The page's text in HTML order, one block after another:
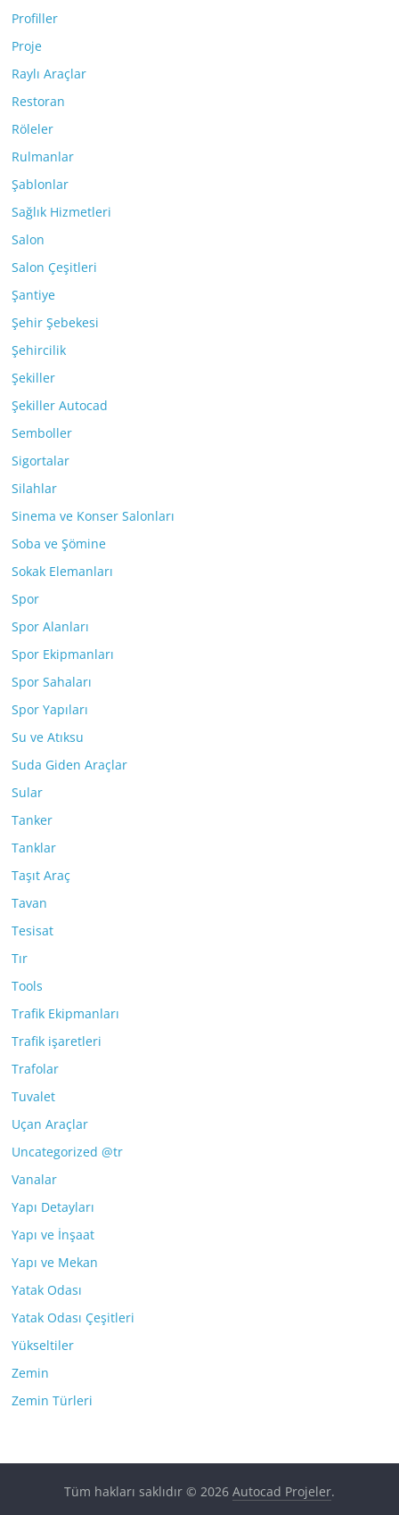
Profiller
Proje
Raylı Araçlar
Restoran
Röleler
Rulmanlar
Şablonlar
Sağlık Hizmetleri
Salon
Salon Çeşitleri
Şantiye
Şehir Şebekesi
Şehircilik
Şekiller
Şekiller Autocad
Semboller
Sigortalar
Silahlar
Sinema ve Konser Salonları
Soba ve Şömine
Sokak Elemanları
Spor
Spor Alanları
Spor Ekipmanları
Spor Sahaları
Spor Yapıları
Su ve Atıksu
Suda Giden Araçlar
Sular
Tanker
Tanklar
Taşıt Araç
Tavan
Tesisat
Tır
Tools
Trafik Ekipmanları
Trafik işaretleri
Trafolar
Tuvalet
Uçan Araçlar
Uncategorized @tr
Vanalar
Yapı Detayları
Yapı ve İnşaat
Yapı ve Mekan
Yatak Odası
Yatak Odası Çeşitleri
Yükseltiler
Zemin
Zemin Türleri
Tüm hakları saklıdır © 2026 Autocad Projeler.